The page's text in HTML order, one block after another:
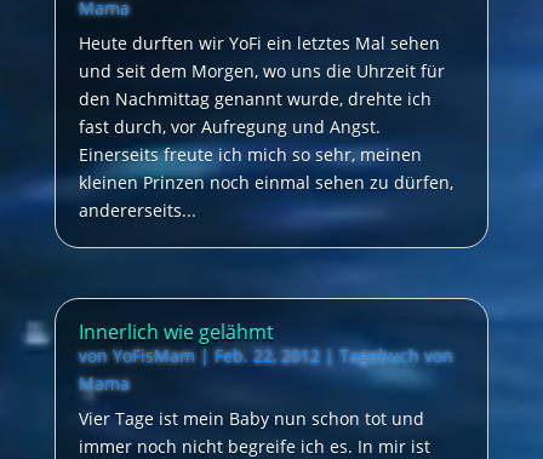
Mama
Heute durften wir YoFi ein letztes Mal sehen
und seit dem Morgen, wo uns die Uhrzeit für
den Nachmittag genannt wurde, drehte ich
fast durch, vor Aufregung und Angst.
Einerseits freute ich mich so sehr, meinen
kleinen Prinzen noch einmal sehen zu dürfen,
andererseits...
Innerlich wie gelähmt
vonYoFisMam|Feb. 22, 2012| Tagebuch von
Mama
Vier Tage ist mein Baby nun schon tot und
immer noch nicht begreife ich es. In mir ist